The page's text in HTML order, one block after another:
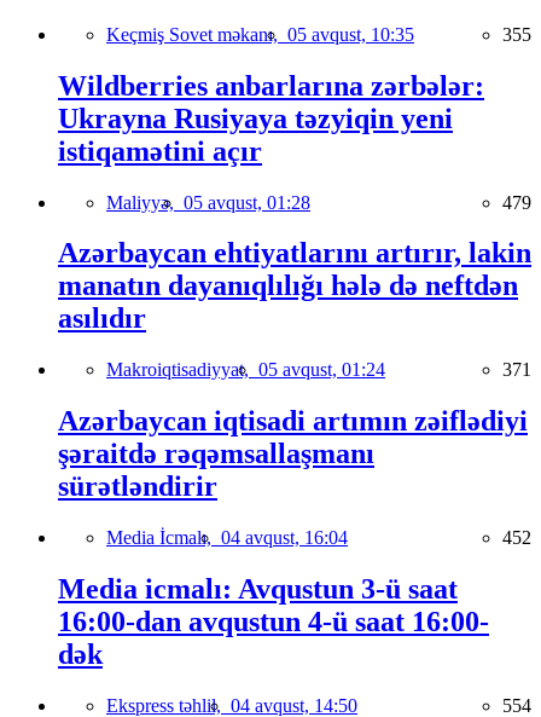
Keçmiş Sovet məkanı, 05 avqust, 10:35 355
Wildberries anbarlarına zərbələr:
Ukrayna Rusiyaya təzyiqin yeni
istiqamətini açır
Maliyyə, 05 avqust, 01:28 479
Azərbaycan ehtiyatlarını artırır, lakin
manatın dayanıqlılığı hələ də neftdən
asılıdır
Makroiqtisadiyyat, 05 avqust, 01:24 371
Azərbaycan iqtisadi artımın zəiflədiyi
şəraitdə rəqəmsallaşmanı
sürətləndirir
Media İcmalı, 04 avqust, 16:04 452
Media icmalı: Avqustun 3-ü saat
16:00-dan avqustun 4-ü saat 16:00-
dək
Ekspress təhlil, 04 avqust, 14:50 554